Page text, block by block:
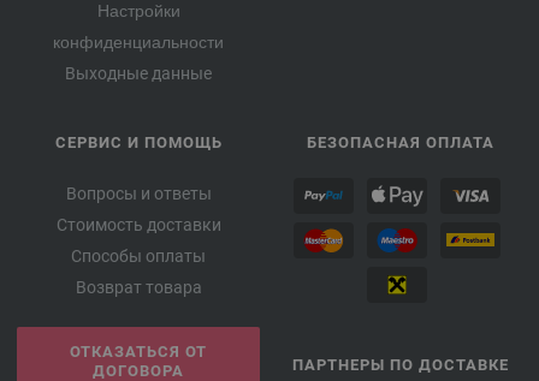
Настройки
конфиденциальности
Выходные данные
СЕРВИС И ПОМОЩЬ
Вопросы и ответы
Стоимость доставки
Способы оплаты
Возврат товара
ОТКАЗАТЬСЯ ОТ
ДОГОВОРА
БЕЗОПАСНАЯ ОПЛАТА
ПАРТНЕРЫ ПО ДОСТАВКЕ